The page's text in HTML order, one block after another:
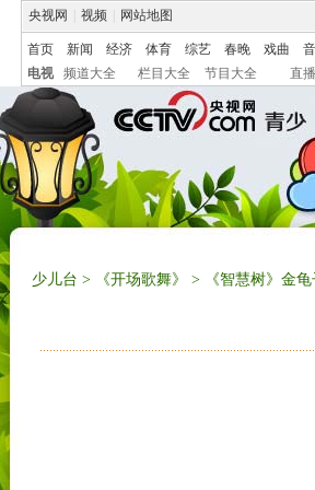
央视网 视频 网站地图
首页 新闻 经济 体育 综艺 春晚 戏曲
电视
频道大全 栏目大全 节目大全 直
少儿台 > 《开场歌舞》 > 《智慧树》金